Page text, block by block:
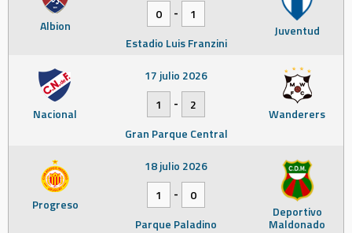
Albion Juventud
0
-
1
Estadio Luis Franzini
Nacional Wanderers
17 julio 2026
1
-
2
Gran Parque Central
Progreso Deportivo
Maldonado
18 julio 2026
1
-
0
Parque Paladino